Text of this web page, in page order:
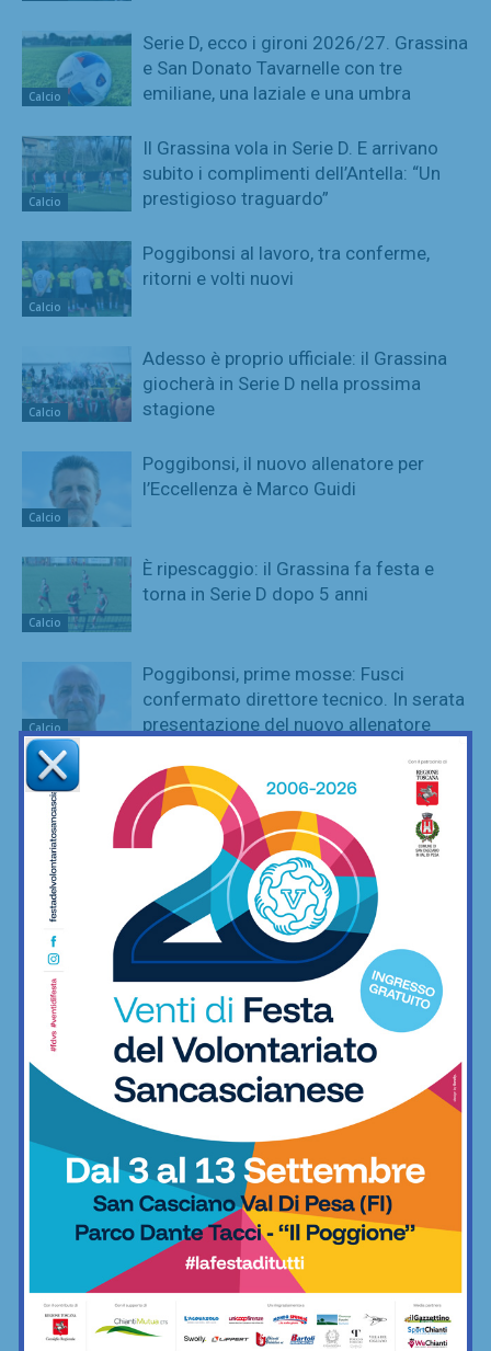
Calcio
Serie D, ecco i gironi 2026/27. Grassina
e San Donato Tavarnelle con tre
emiliane, una laziale e una umbra
Calcio
Il Grassina vola in Serie D. E arrivano
subito i complimenti dell’Antella: “Un
prestigioso traguardo”
Calcio
Poggibonsi al lavoro, tra conferme,
ritorni e volti nuovi
Calcio
Adesso è proprio ufficiale: il Grassina
giocherà in Serie D nella prossima
stagione
Calcio
Poggibonsi, il nuovo allenatore per
l’Eccellenza è Marco Guidi
Calcio
È ripescaggio: il Grassina fa festa e
torna in Serie D dopo 5 anni
Calcio
Poggibonsi, prime mosse: Fusci
confermato direttore tecnico. In serata
presentazione del nuovo allenatore
Calcio
La Virtus Lilliano e il ripescaggio in
Seconda: “Una gioia immensa. Pronti
ad affrontare la nuova avventura”
Calcio
Grassina al lavoro per la stagione
2026/27, sospeso ancora tra due
categorie
Calcio
Sette ripescaggi per la Seconda
Categoria 2026/27: fa festa anche la
Virtus Lilliano
Calcio
Vittoria il rimonta contro i giovani viola:
2-1 Rondinella nella prima amichevole